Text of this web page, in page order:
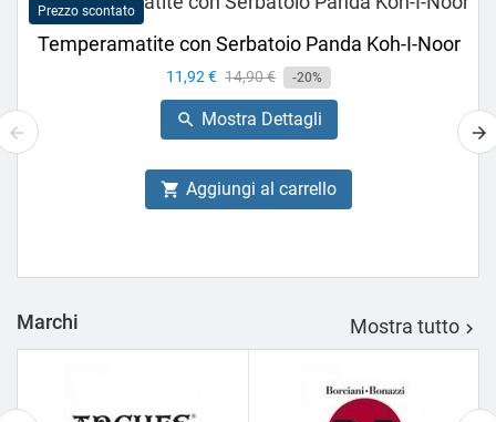
Prezzo scontato
Temperamatite con Serbatoio Panda Koh-I-Noor
Prezzo
11,92 € Prezzo
base
14,90 € -20%
 Mostra Dettagli
 Aggiungi al carrello
Marchi Mostra tutto 